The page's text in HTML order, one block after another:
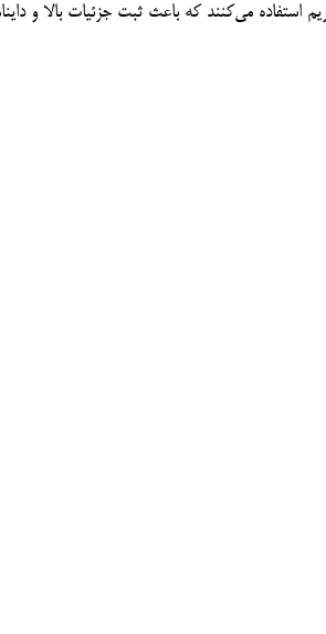
می‌کنند که باعث ثبت جزئیات بالا و